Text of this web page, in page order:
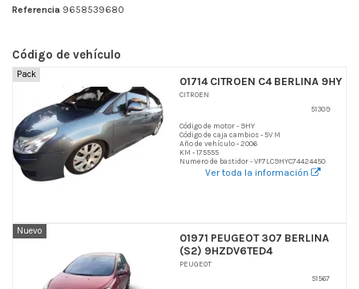
Referencia 9658539680
Código de vehículo
Pack
01714 CITROEN C4 BERLINA 9HY
CITROEN
51309
Código de motor - 9HY
Código de caja cambios - 5V M
Año de vehículo - 2006
KM - 175555
Numero de bastidor - VF7LC9HYC74424450
Ver toda la información
Nuevo
01971 PEUGEOT 307 BERLINA
(S2) 9HZDV6TED4
PEUGEOT
51567